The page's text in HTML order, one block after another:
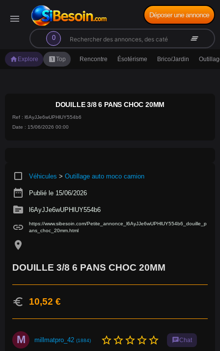
menu
0
search clear_all
Déposer une annonce
home Explore looks_oneTop Rencontre Ésotérisme Brico/Jardin
DOUILLE 3/8 6 PANS CHOC 20MM
Ref : l6AyJJe6wUPHlUY554b6
Date : 15/06/2026 00:00
crop_square Véhicules > Outillage auto moco camion
date_range Publié le 15/06/2026
source l6AyJJe6wUPHlUY554b6
link
https://www.sibesoin.com/Petite_annonce_l6AyJJe6wUPHlUY554b6_douille_p
ans_choc_20mm.html
location_on
DOUILLE 3/8 6 PANS CHOC 20MM
euro 10,52 €
M millmatpro_42 (1884) star_borderstar_borderstar_borderstar_borderstar_border chatChat